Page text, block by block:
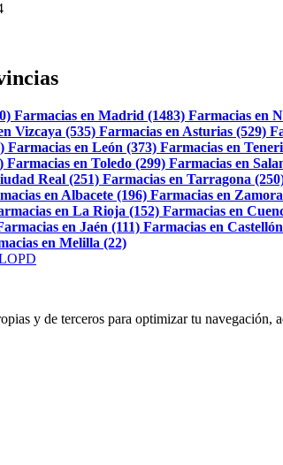
Farmacias en Madrid (1483) Farmacias en
Vizcaya (535) Farmacias en Asturias (529)
Farmacias en León (373) Farmacias en
Farmacias en Toledo (299) Farmacias en
Real (251) Farmacias en Tarragona
en Albacete (196) Farmacias en
en La Rioja (152) Farmacias en
en Jaén (111) Farmacias en
en Melilla (22)
y de terceros para optimizar tu navegación,